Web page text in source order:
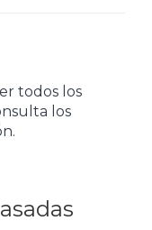
todos los
los